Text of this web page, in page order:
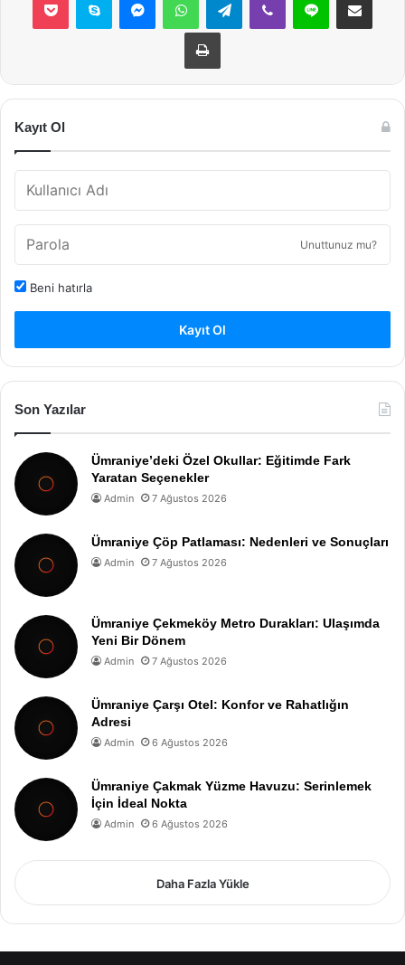
Yazdır
Kayıt Ol
Unuttunuz mu?
Beni hatırla
Kayıt Ol
Son Yazılar
Ümraniye’deki Özel Okullar: Eğitimde Fark
Yaratan Seçenekler
Admin 7 Ağustos 2026
Ümraniye Çöp Patlaması: Nedenleri ve Sonuçları
Admin 7 Ağustos 2026
Ümraniye Çekmeköy Metro Durakları: Ulaşımda
Yeni Bir Dönem
Admin 7 Ağustos 2026
Ümraniye Çarşı Otel: Konfor ve Rahatlığın
Adresi
Admin 6 Ağustos 2026
Ümraniye Çakmak Yüzme Havuzu: Serinlemek
İçin İdeal Nokta
Admin 6 Ağustos 2026
Daha Fazla Yükle